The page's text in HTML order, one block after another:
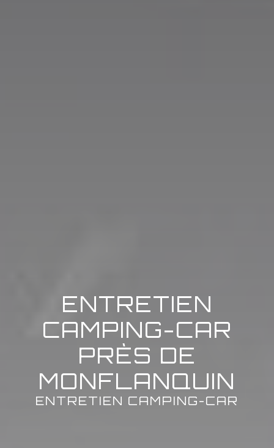
ENTRETIEN
CAMPING-CAR
PRÈS DE
MONFLANQUIN
ENTRETIEN CAMPING-CAR